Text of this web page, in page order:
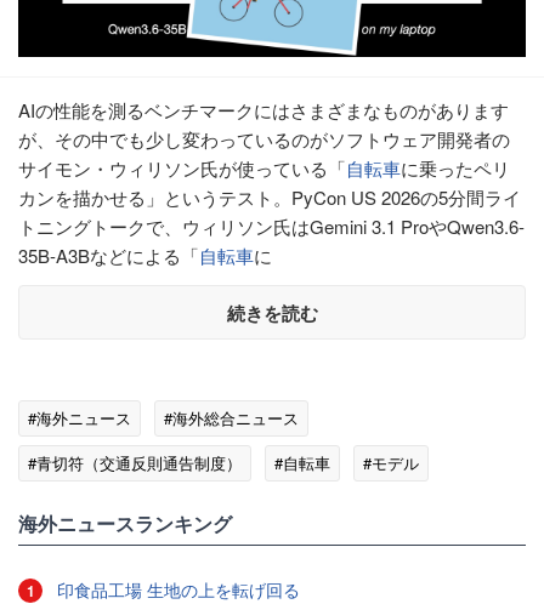
AIの性能を測るベンチマークにはさまざまなものがあります
が、その中でも少し変わっているのがソフトウェア開発者の
サイモン・ウィリソン氏が使っている「自転車に乗ったペリ
カンを描かせる」というテスト。PyCon US 2026の5分間ライ
トニングトークで、ウィリソン氏はGemini 3.1 ProやQwen3.6-
35B-A3Bなどによる「自転車に
続きを読む
#海外ニュース
#海外総合ニュース
#青切符（交通反則通告制度）
#自転車
#モデル
海外ニュースランキング
1 印食品工場 生地の上を転げ回る